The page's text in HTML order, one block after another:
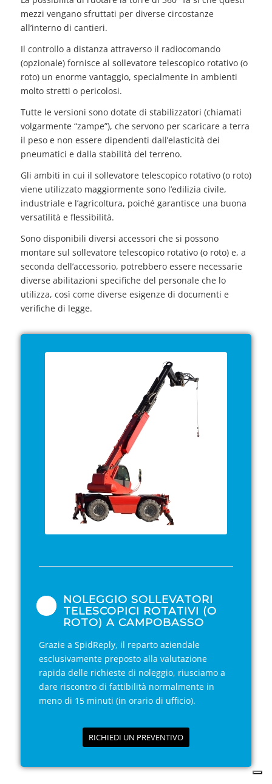
mezzi vengano sfruttati per diverse circostanze
all’interno di cantieri.
Il controllo a distanza attraverso il radiocomando
(opzionale) fornisce al sollevatore telescopico rotativo (o
roto) un enorme vantaggio, specialmente in ambienti
molto stretti o pericolosi.
Tutte le versioni sono dotate di stabilizzatori (chiamati
volgarmente “zampe”), che servono per scaricare a terra
il peso e non essere dipendenti dall’elasticità dei
pneumatici e dalla stabilità del terreno.
Gli ambiti in cui il sollevatore telescopico rotativo (o roto)
viene utilizzato maggiormente sono l’edilizia civile,
industriale e l’agricoltura, poiché garantisce una buona
versatilità e flessibilità.
Sono disponibili diversi accessori che si possono
montare sul sollevatore telescopico rotativo (o roto) e, a
seconda dell’accessorio, potrebbero essere necessarie
diverse abilitazioni specifiche del personale che lo
utilizza, così come diverse esigenze di documenti e
verifiche di legge.
NOLEGGIO SOLLEVATORI
TELESCOPICI ROTATIVI (O
ROTO) A CAMPOBASSO
Grazie a SpidReply, il reparto aziendale
esclusivamente preposto alla valutazione
rapida delle richieste di noleggio, riusciamo a
dare riscontro di fattibilità normalmente in
meno di 15 minuti (in orario di ufficio).
RICHIEDI UN PREVENTIVO